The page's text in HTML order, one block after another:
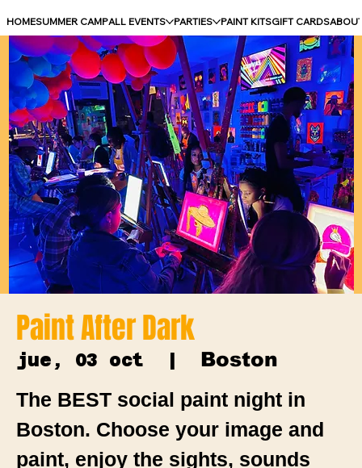
HOMESUMMER CAMPALL EVENTS PARTIES PAINT KITSGIFT CARDS
Paint After Dark
jue, 03 oct
  |
Boston
The BEST social paint night in
Boston. Choose your image and
paint, enjoy the sights, sounds